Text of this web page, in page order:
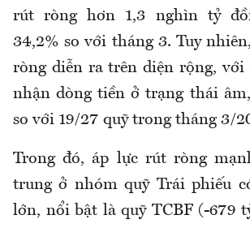
rút ròng hơn 1,3 nghìn tỷ
34,2% so với tháng 3. Tuy
ròng diễn ra trên diện rộng, với
nhận dòng tiền ở trạng thái
so với 19/27 quỹ trong tháng 3/
Trong đó, áp lực rút ròng
trung ở nhóm quỹ Trái phiếu
lớn, nổi bật là quỹ TCBF (-679